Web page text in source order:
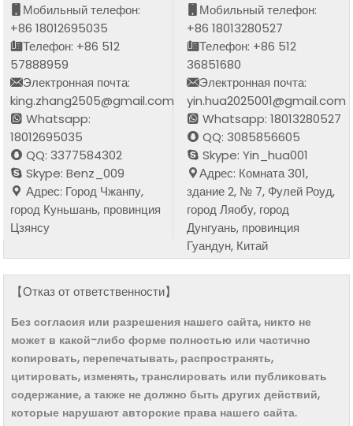
Мобильный телефон:
+86 18012695035
Телефон: +86 512
57888959
Электронная почта:
king.zhang2505@gmail.com
Whatsapp:
18012695035
QQ: 3377584302
Skype: Benz_009
Адрес: Город Чжанпу,
город Куньшань, провинция
Цзянсу
Мобильный телефон:
+86 18013280527
Телефон: +86 512
36851680
Электронная почта:
yin.hua2025001@gmail.com
Whatsapp: 18013280527
QQ: 3085856605
Skype: Yin_hua001
Адрес: Комната 301,
здание 2, № 7, Фулей Роуд,
город Ляобу, город
Дунгуань, провинция
Гуандун, Китай
【Отказ от ответственности】
Без согласия или разрешения нашего сайта, никто не
может в какой-либо форме полностью или частично
копировать, перепечатывать, распространять,
цитировать, изменять, транслировать или публиковать
содержание, а также не должно быть других действий,
которые нарушают авторские права нашего сайта.